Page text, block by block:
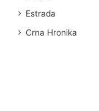
Estrada
Crna Hronika